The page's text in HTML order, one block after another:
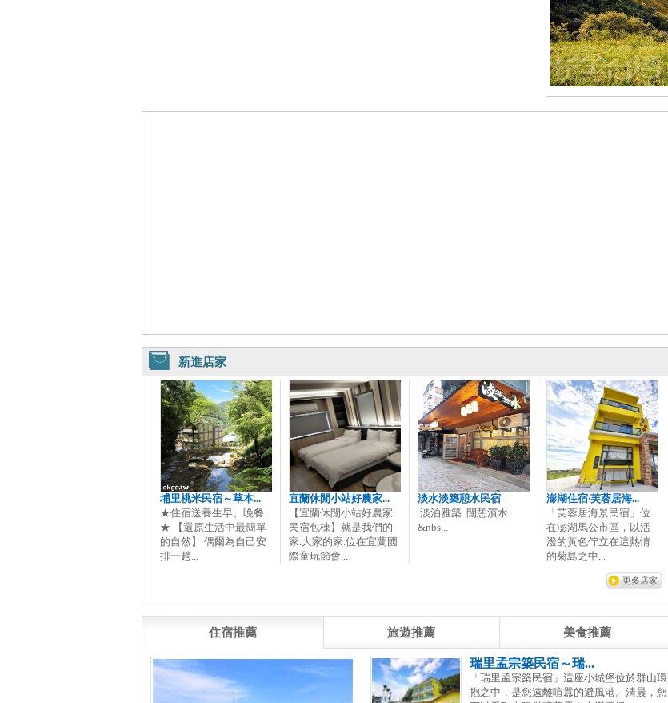
新進店家
埔里桃米民宿～草本...
★住宿送養生早、晚餐
★ 【還原生活中最簡單
的自然】 偶爾為自己安
排一趟...
宜蘭休閒小站好農家...
【宜蘭休閒小站好農家
民宿包棟】就是我們的
家.大家的家.位在宜蘭國
際童玩節會...
淡水淡築憩水民宿
淡泊雅築 閒憩濱水
&nbs...
澎湖住宿‧芙蓉居海...
「芙蓉居海景民宿」位
在澎湖馬公市區，以活
潑的黃色佇立在這熱情
的菊島之中...
更多店家
住宿推薦 旅遊推薦 美食推薦
瑞里孟宗築民宿～瑞...
「瑞里孟宗築民宿」這座小城堡位於群山環
抱之中，是您遠離喧囂的避風港。清晨，您